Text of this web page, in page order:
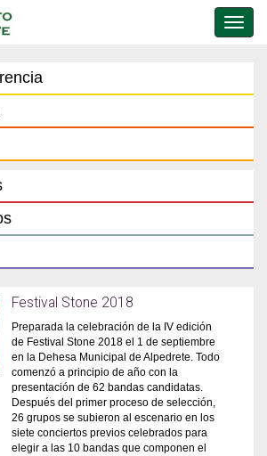
de
Festival Stone 2018
Preparada la celebración de la IV edición
de Festival Stone 2018 el 1 de septiembre
en la Dehesa Municipal de Alpedrete. Todo
comenzó a principio de año con la
presentación de 62 bandas candidatas.
Después del primer proceso de selección,
26 grupos se subieron al escenario en los
siete conciertos previos celebrados para
elegir a las 10 bandas que componen el